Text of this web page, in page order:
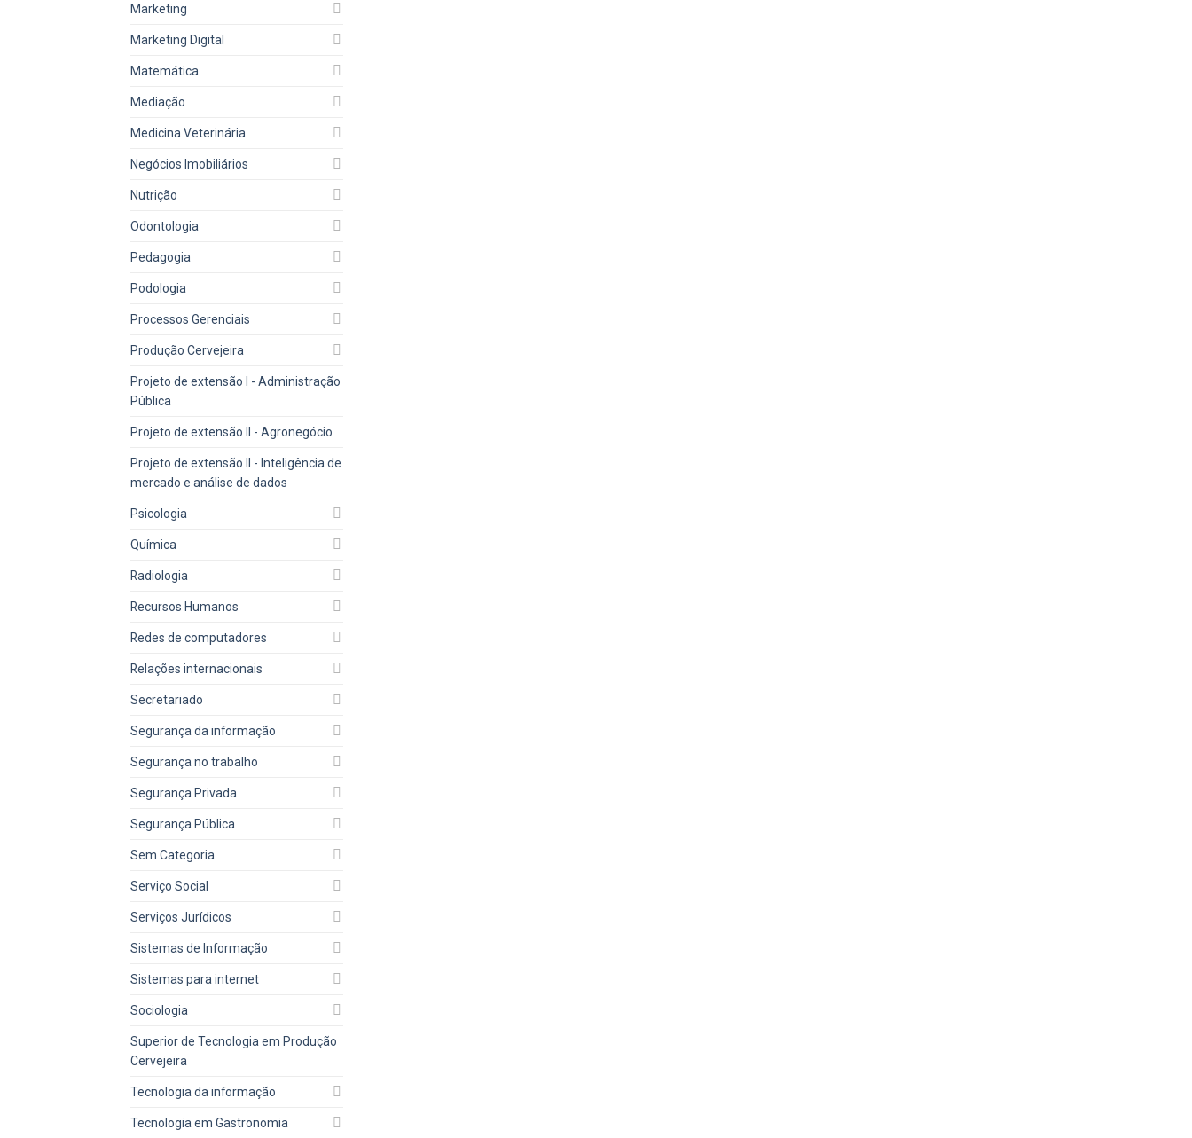
Marketing
Marketing Digital
Matemática
Mediação
Medicina Veterinária
Negócios Imobiliários
Nutrição
Odontologia
Pedagogia
Podologia
Processos Gerenciais
Produção Cervejeira
Projeto de extensão I - Administração
Pública
Projeto de extensão II - Agronegócio
Projeto de extensão II - Inteligência de
mercado e análise de dados
Psicologia
Química
Radiologia
Recursos Humanos
Redes de computadores
Relações internacionais
Secretariado
Segurança da informação
Segurança no trabalho
Segurança Privada
Segurança Pública
Sem Categoria
Serviço Social
Serviços Jurídicos
Sistemas de Informação
Sistemas para internet
Sociologia
Superior de Tecnologia em Produção
Cervejeira
Tecnologia da informação
Tecnologia em Gastronomia